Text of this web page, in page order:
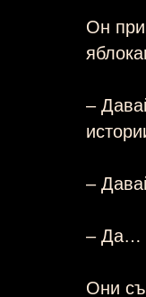
Он
–
–
– Да…
Они